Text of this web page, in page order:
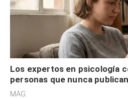
Los expertos en psicología
personas que nunca
redes sociales no pretenden
MAG.